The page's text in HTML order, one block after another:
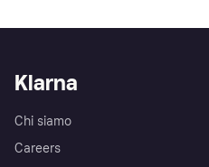
Klarna
Chi siamo
Careers